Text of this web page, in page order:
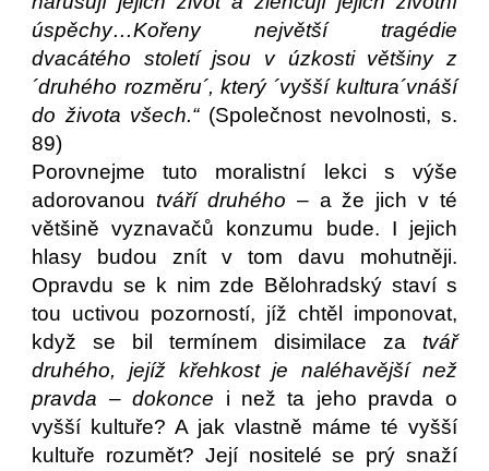
úspěchy…Kořeny největší tragédie
dvacátého století jsou v úzkosti většiny z
´druhého rozměru´, který ´vyšší kultura´vnáší
do života všech.“ (Společnost nevolnosti, s.
89)
Porovnejme tuto moralistní lekci s výše
adorovanoutváří druhého – a že jich v té
většině vyznavačů konzumu bude. I jejich
hlasy budou znít v tom davu mohutněji.
Opravdu se k nim zde Bělohradský staví s
tou uctivou pozorností, jíž chtěl imponovat,
když se bil termínem disimilace za tvář
druhého, jejíž křehkost je naléhavější než
pravda – dokonce i než ta jeho pravda o
vyšší kultuře? A jak vlastně máme té vyšší
kultuře rozumět? Její nositelé se prý snaží